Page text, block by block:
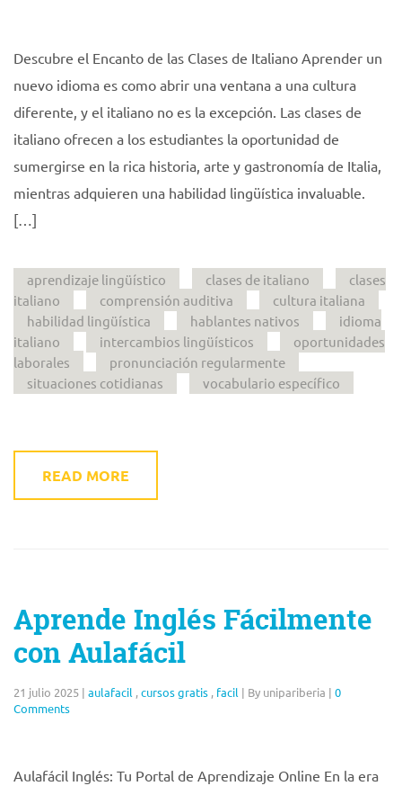
Descubre el Encanto de las Clases de Italiano Aprender un
nuevo idioma es como abrir una ventana a una cultura
diferente, y el italiano no es la excepción. Las clases de
italiano ofrecen a los estudiantes la oportunidad de
sumergirse en la rica historia, arte y gastronomía de Italia,
mientras adquieren una habilidad lingüística invaluable.
[…]
aprendizaje lingüístico clases de italiano
clases
italiano
comprensión auditiva
cultura italiana
habilidad lingüística
hablantes nativos
idioma
italiano
intercambios lingüísticos
oportunidades
laborales
pronunciación regularmente
situaciones cotidianas
vocabulario específico
READ MORE
Aprende Inglés Fácilmente
con Aulafácil
21 julio 2025 | aulafacil ,cursos gratis , facil | By unipariberia | 0
Comments
Aulafácil Inglés: Tu Portal de Aprendizaje Online En la era